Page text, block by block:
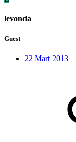
levonda
Guest
22 Mart 2013